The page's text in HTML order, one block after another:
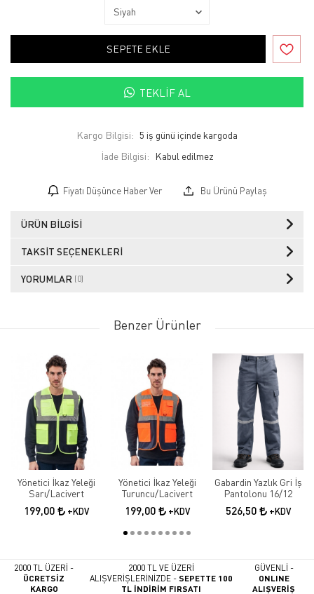
SEPETE EKLE
TEKLIF AL
Kargo Bilgisi: 5 iş günü içinde kargoda
İade Bilgisi:
Fiyatı Düşünce Haber Ver Bu Ürünü Paylaş
ÜRÜN BILGISI
TAKSIT SEÇENEKLERI
YORUMLAR (0)
Benzer Ürünler
Yönetici İkaz Yeleği
Sarı/Lacivert
199,00 +KDV
Yönetici İkaz Yeleği
Turuncu/Lacivert
199,00 +KDV
Gabardin Yazlık Gri İş
Pantolonu 16/12
526,50 +KDV
2000 TL ÜZERİ -
ÜCRETSİZ
KARGO
2000 TL VE ÜZERİ
ALIŞVERİŞLERİNİZDE -SEPETTE 100
TL İNDİRİM FIRSATI
GÜVENLİ -
ONLINE
ALIŞVERİŞ